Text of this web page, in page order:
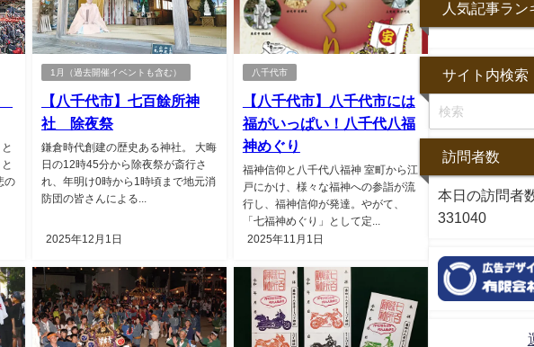
の
1月（過去開催イベントも含む）
【八千代市】七百餘所神
社 除夜祭
鎌倉時代創建の歴史ある神社。 大晦
日の12時45分から除夜祭が斎行さ
れ、年明け0時から1時頃まで地元消
防団の皆さんによる...
2025年12月1日
八千代市
【八千代市】八千代市には
福がいっぱい！八千代八福
神めぐり
福神信仰と八千代八福神 室町から江
戸にかけ、様々な福神への参詣が流
行し、福神信仰が発達。やがて、
「七福神めぐり」として定...
2025年11月1日
人気記事ラン
サイト内検索
訪問者数
本日の訪問者
331040